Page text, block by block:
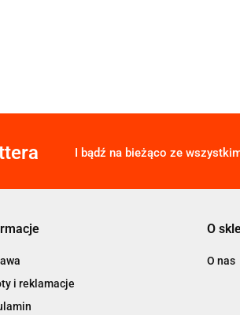
I bądź na bieżąco ze
i reklamacje
O
O nas